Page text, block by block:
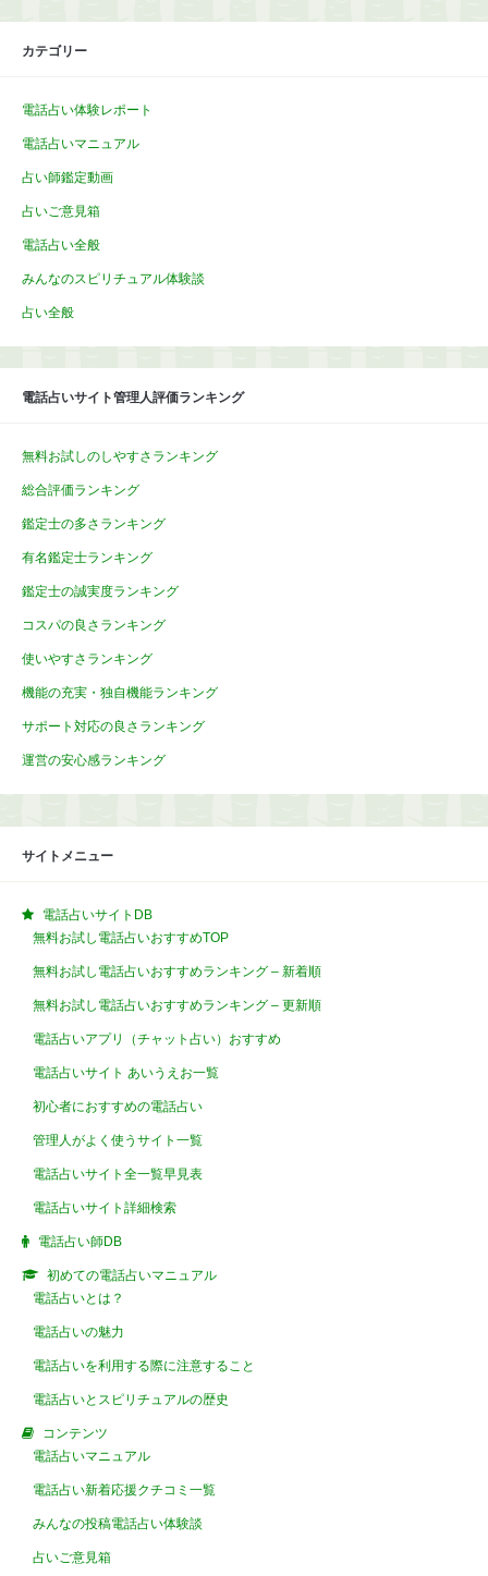
カテゴリー
電話占い体験レポート
電話占いマニュアル
占い師鑑定動画
占いご意見箱
電話占い全般
みんなのスピリチュアル体験談
占い全般
電話占いサイト管理人評価ランキング
無料お試しのしやすさランキング
総合評価ランキング
鑑定士の多さランキング
有名鑑定士ランキング
鑑定士の誠実度ランキング
コスパの良さランキング
使いやすさランキング
機能の充実・独自機能ランキング
サポート対応の良さランキング
運営の安心感ランキング
サイトメニュー
電話占いサイトDB
無料お試し電話占いおすすめTOP
無料お試し電話占いおすすめランキング – 新着順
無料お試し電話占いおすすめランキング – 更新順
電話占いアプリ（チャット占い）おすすめ
電話占いサイト あいうえお一覧
初心者におすすめの電話占い
管理人がよく使うサイト一覧
電話占いサイト全一覧早見表
電話占いサイト詳細検索
電話占い師DB
初めての電話占いマニュアル
電話占いとは？
電話占いの魅力
電話占いを利用する際に注意すること
電話占いとスピリチュアルの歴史
コンテンツ
電話占いマニュアル
電話占い新着応援クチコミ一覧
みんなの投稿電話占い体験談
占いご意見箱